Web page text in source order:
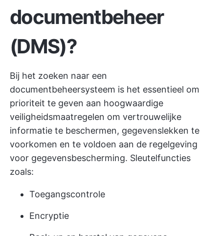
documentbeheer
(DMS)?
Bij het zoeken naar een
documentbeheersysteem is het essentieel om
prioriteit te geven aan hoogwaardige
veiligheidsmaatregelen om vertrouwelijke
informatie te beschermen, gegevenslekken te
voorkomen en te voldoen aan de regelgeving
voor gegevensbescherming. Sleutelfuncties
zoals:
Toegangscontrole
Encryptie